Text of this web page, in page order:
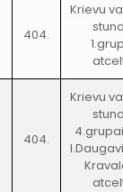
404.
Krievu
404.
Krievu